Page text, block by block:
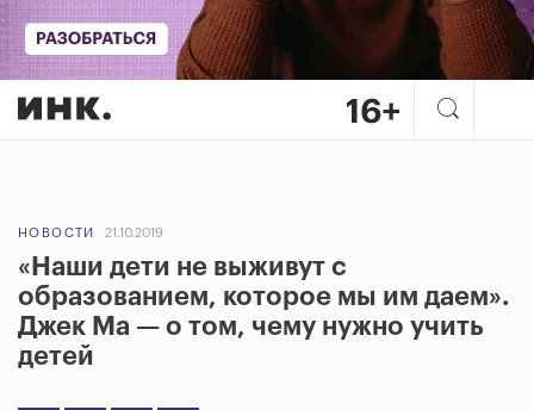
НОВОСТИ 21.10.2019
«Наши дети не выживут с
образованием, которое мы им даем».
Джек Ма — о том, чему нужно учить
детей